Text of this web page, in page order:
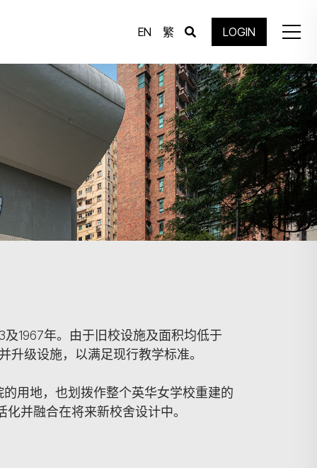
EN 繁 LOGIN
1967年。由于旧校设施及面积均低于
级设施，以满足现行教学标准。
用地，也划拨作整个英华女学校重建的
并融合在将来新校舍设计中。